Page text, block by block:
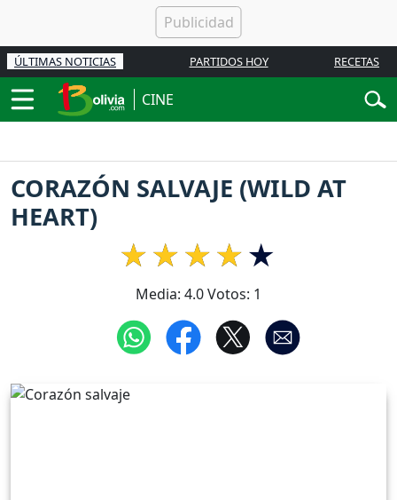
ÚLTIMAS NOTICIAS PARTIDOS HOY RECETAS
CINE
CORAZÓN SALVAJE (WILD AT
HEART)
Media: 4.0Votos: 1